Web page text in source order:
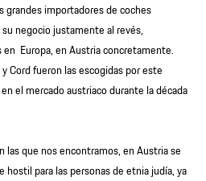
grandes importadores de coches
negocio justamente al revés,
Europa, en Austria concretamente.
Cord fueron las escogidas por este
el mercado austriaco durante la década
las que nos encontramos, en Austria se
para las personas de etnia judía, ya